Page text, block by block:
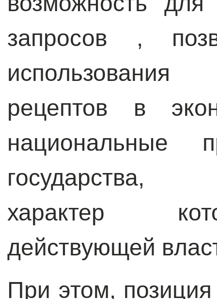
запросов ,
рецептов в
национальные
государства,
характер
действующей
При этом,